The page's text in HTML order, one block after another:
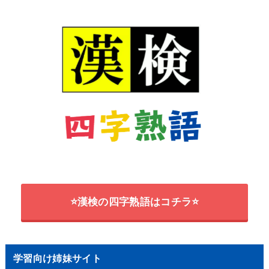
⭐漢検の四字熟語はコチラ⭐
学習向け姉妹サイト